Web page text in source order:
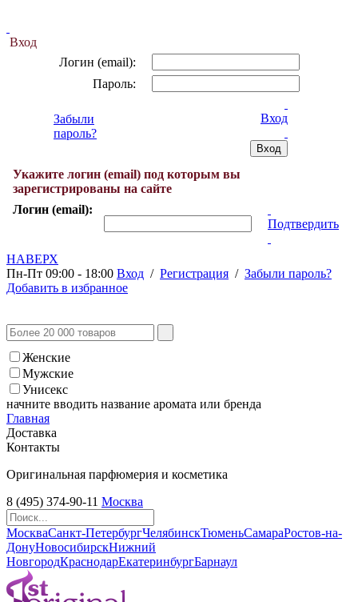
Вход
Логин (email):
Пароль:
Забыли
пароль?
Вход
Укажите логин (email) под которым вы
зарегистрированы на сайте
Логин (email):
Подтвердить
НАВЕРХ
Пн-Пт 09:00 - 18:00 Вход / Регистрация / Забыли пароль?
Добавить в избранное
Женские
Мужские
Унисекс
начните вводить название аромата или бренда
Главная
Доставка
Контакты
Оригинальная парфюмерия и косметика
8 (495) 374-90-11 Москва
МоскваСанкт-ПетербургЧелябинскТюменьСамараРостов-на-
ДонуНовосибирскНижний
НовгородКраснодарЕкатеринбургБарнаул